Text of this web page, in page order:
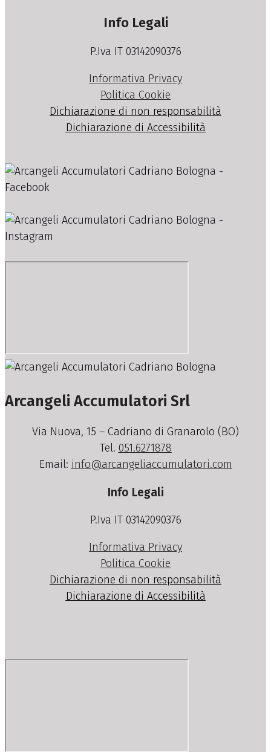
Info Legali
P.Iva IT 03142090376
Informativa Privacy
Politica Cookie
Dichiarazione di non responsabilità
Dichiarazione di Accessibilità
Arcangeli Accumulatori Srl
Via Nuova, 15 – Cadriano di Granarolo (BO)
Tel. 051.6271878
Email: info@arcangeliaccumulatori.com
Info Legali
P.Iva IT 03142090376
Informativa Privacy
Politica Cookie
Dichiarazione di non responsabilità
Dichiarazione di Accessibilità